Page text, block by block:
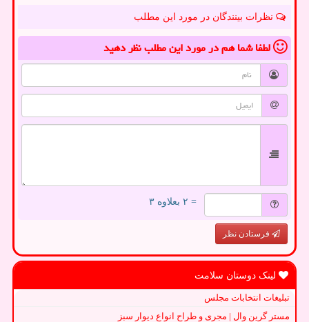
نظرات بینندگان در مورد این مطلب
لطفا شما همدر مورد این مطلبنظر دهید
= ۲ بعلاوه ۳
فرستادن نظر
لینک دوستان سلامت
تبلیغات انتخابات مجلس
مستر گرین وال | مجری و طراح انواع دیوار سبز